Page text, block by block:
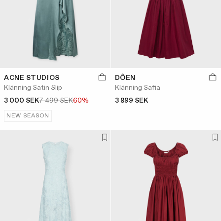
ACNE STUDIOS
Klänning Satin Slip
3 000 SEK7 499 SEK60%
NEW SEASON
DÔEN
Klänning Safia
3 899 SEK